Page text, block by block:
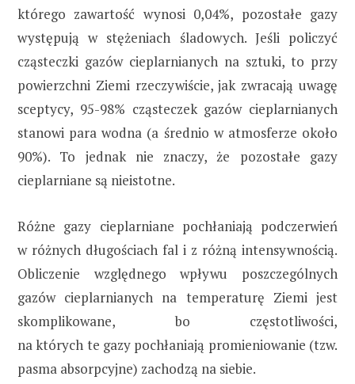
którego zawartość wynosi 0,04%, pozostałe gazy
występują w stężeniach śladowych. Jeśli policzyć
cząsteczki gazów cieplarnianych na sztuki, to przy
powierzchni Ziemi rzeczywiście, jak zwracają uwagę
sceptycy, 95-98% cząsteczek gazów cieplarnianych
stanowi para wodna (a średnio w atmosferze około
90%). To jednak nie znaczy, że pozostałe gazy
cieplarniane są nieistotne.
Różne gazy cieplarniane pochłaniają podczerwień
w różnych długościach fal i z różną intensywnością.
Obliczenie względnego wpływu poszczególnych
gazów cieplarnianych na temperaturę Ziemi jest
skomplikowane, bo częstotliwości,
na których te gazy pochłaniają promieniowanie (tzw.
pasma absorpcyjne) zachodzą na siebie.